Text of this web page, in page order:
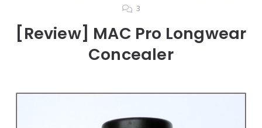
3
[Review] MAC Pro Longwear
Concealer